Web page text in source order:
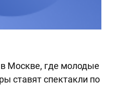
Москве, где молодые
ставят спектакли по